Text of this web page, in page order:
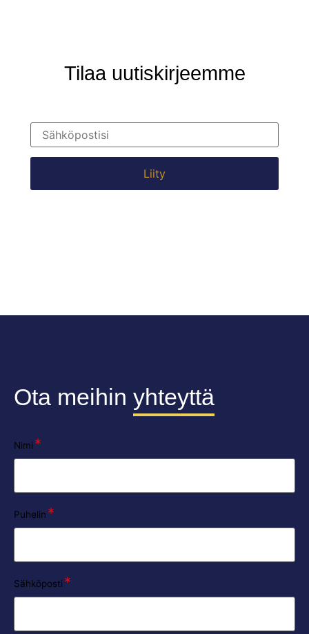
Tilaa uutiskirjeemme
Ota meihin yhteyttä
Nimi*
Puhelin *
Sähköposti*